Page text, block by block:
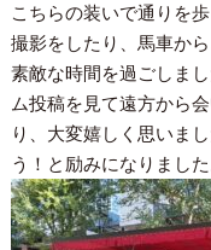
こちらの装いで通りを
撮影をしたり、馬車か
素敵な時間を過ごしま
ム投稿を見て遠方から
り、大変嬉しく思いま
う！と励みになりました